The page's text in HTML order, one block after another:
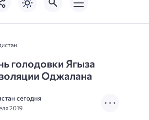
голодовки Ягыза
Оджалана
сегодня
2019